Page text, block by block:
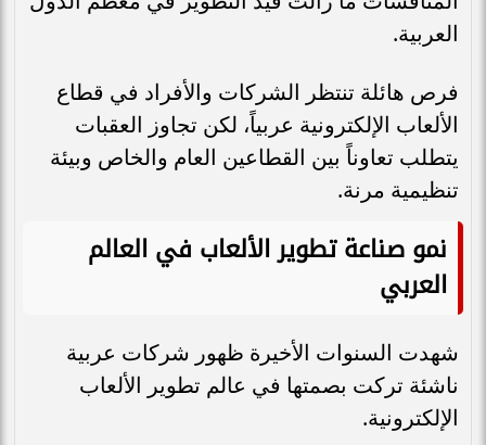
العربية.
فرص هائلة تنتظر الشركات والأفراد في قطاع
الألعاب الإلكترونية عربياً، لكن تجاوز العقبات
يتطلب تعاوناً بين القطاعين العام والخاص وبيئة
تنظيمية مرنة.
نمو صناعة تطوير الألعاب في العالم
العربي
شهدت السنوات الأخيرة ظهور شركات عربية
ناشئة تركت بصمتها في عالم تطوير الألعاب
الإلكترونية.